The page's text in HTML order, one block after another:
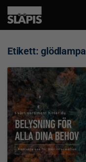
Etikett:glödlampa